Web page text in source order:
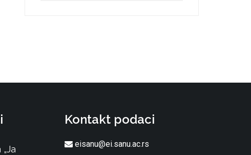
Kontakt podaci
eisanu@ei.sanu.ac.rs